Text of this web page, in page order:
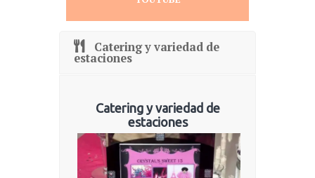
Catering y variedad de
estaciones
Catering y variedad de
estaciones